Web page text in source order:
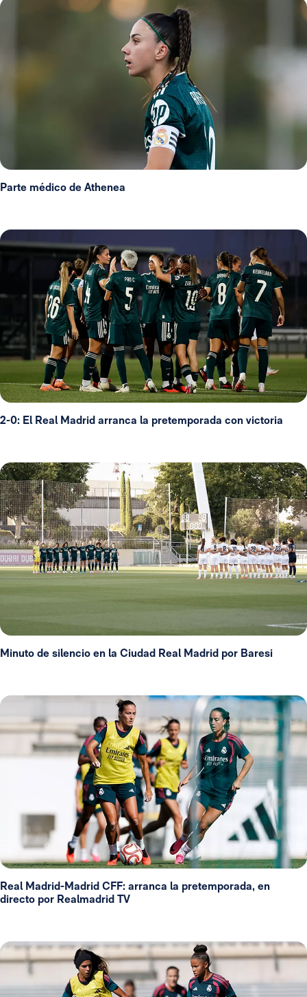
Parte médico de Athenea
2-0: El Real Madrid arranca la pretemporada con victoria
Minuto de silencio en la Ciudad Real Madrid por Baresi
Real Madrid-Madrid CFF: arranca la pretemporada, en
directo por Realmadrid TV